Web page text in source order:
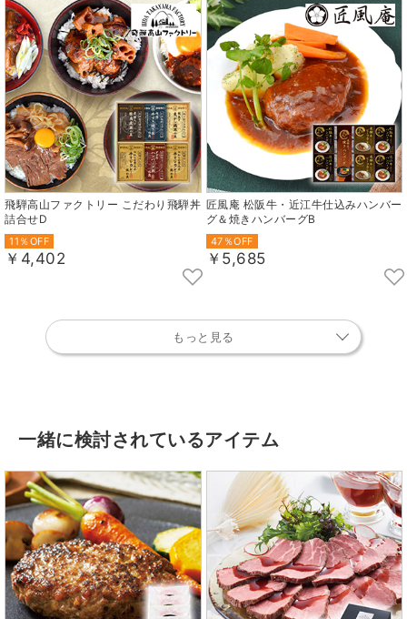
飛騨高山ファクトリー こだわり飛騨丼
詰合せD
11％OFF
￥4,402
匠風庵 松阪牛・近江牛仕込みハンバー
グ＆焼きハンバーグB
47％OFF
￥5,685
もっと見る
一緒に検討されているアイテム